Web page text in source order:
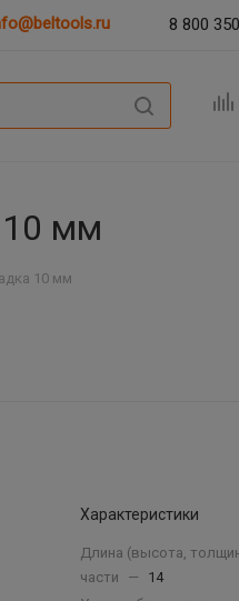
8 800
10 мм
10 мм
Характеристики
Длина (высота,
части
—
14